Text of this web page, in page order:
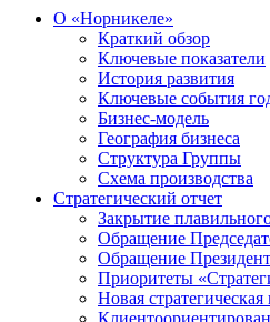
О «Норникеле»
Краткий обзор
Ключевые показатели
История развития
Ключевые события
Бизнес-модель
География бизнеса
Структура Группы
Схема производства
Стратегический отчет
Закрытие
Обращение
Обращение
Приоритеты
Новая